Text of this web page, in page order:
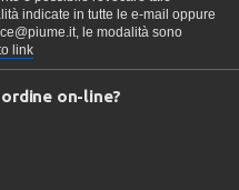
indicate in tutte le e-mail oppure
le modalità sono
link
on-line?